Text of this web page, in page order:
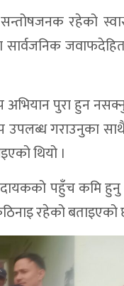
सन्तोषजनक रहेको
अभियान पुरा हुन
गराउनुका
थियो ।
पहुँच कमि हुनु
रहेको बताइएको